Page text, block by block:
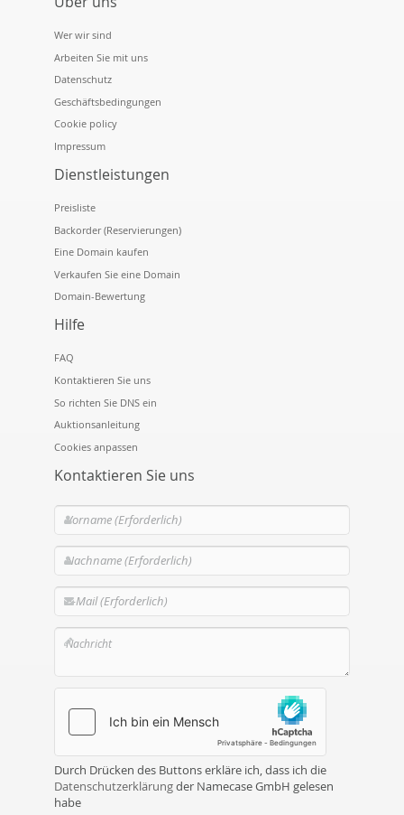
Wer wir sind
Arbeiten Sie mit uns
Datenschutz
Geschäftsbedingungen
Cookie policy
Impressum
Dienstleistungen
Preisliste
Backorder (Reservierungen)
Eine Domain kaufen
Verkaufen Sie eine Domain
Domain-Bewertung
Hilfe
FAQ
Kontaktieren Sie uns
So richten Sie DNS ein
Auktionsanleitung
Cookies anpassen
Kontaktieren Sie uns
Durch Drücken des Buttons erkläre ich, dass ich die
Datenschutzerklärungder Namecase GmbH gelesen
habe